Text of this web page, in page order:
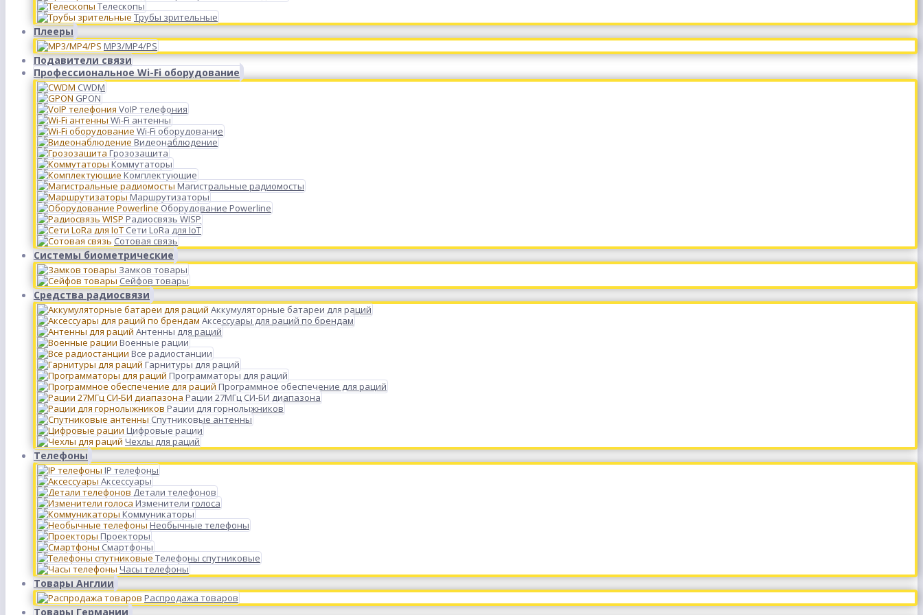
Телескопы
Трубы зрительные
Плееры
MP3/MP4/PS
Подавители связи
Профессиональное Wi-Fi оборудование
CWDM
GPON
VoIP телефония
Wi-Fi антенны
Wi-Fi оборудование
Видеонаблюдение
Грозозащита
Коммутаторы
Комплектующие
Магистральные радиомосты
Маршрутизаторы
Оборудование Powerline
Радиосвязь WISP
Сети LoRa для IoT
Сотовая связь
Системы биометрические
Замков товары
Сейфов товары
Средства радиосвязи
Аккумуляторные батареи для раций
Аксессуары для раций по брендам
Антенны для раций
Военные рации
Все радиостанции
Гарнитуры для раций
Программаторы для раций
Программное обеспечение для раций
Рации 27МГц СИ-БИ диапазона
Рации для горнолыжников
Спутниковые антенны
Цифровые рации
Чехлы для раций
Телефоны
IP телефоны
Аксессуары
Детали телефонов
Изменители голоса
Коммуникаторы
Необычные телефоны
Проекторы
Смартфоны
Телефоны спутниковые
Часы телефоны
Товары Англии
Распродажа товаров
Товары Германии